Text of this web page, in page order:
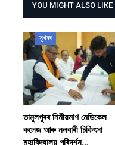
YOU MIGHT ALSO LIKE
সুখবৰ
তামুলপুৰৰ নিৰ্মীয়মাণ মেডিকেল
কলেজ আৰু নলবাৰী চিকিৎসা
মহাবিদ্যালয় পৰিদৰ্শন…